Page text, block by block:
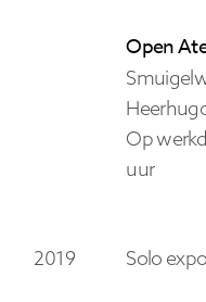
2019 Solo
Open
Op
uur